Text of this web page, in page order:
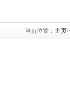
当前位置： 主页>